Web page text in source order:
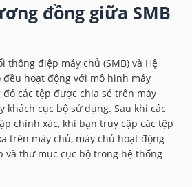
đồng giữa SMB
thông điệp máy chủ (SMB) và Hệ
đều hoạt động với mô hình máy
các tệp được chia sẻ trên máy
khách cục bộ sử dụng. Sau khi các
chính xác, khi bạn truy cập các tệp
trên máy chủ, máy chủ hoạt động
và thư mục cục bộ trong hệ thống